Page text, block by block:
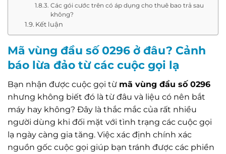
Các gói cước trên có áp dụng cho thuê bao trả sau
không?
Kết luận
Mã vùng đầu số 0296 ở đâu? Cảnh
báo lừa đảo từ các cuộc gọi lạ
Bạn nhận được cuộc gọi từ mã vùng đầu số 0296
nhưng không biết đó là từ đâu và liệu có nên bắt
máy hay không? Đây là thắc mắc của rất nhiều
người dùng khi đối mặt với tình trạng các cuộc gọi
lạ ngày càng gia tăng. Việc xác định chính xác
nguồn gốc cuộc gọi giúp bạn tránh được các phiền